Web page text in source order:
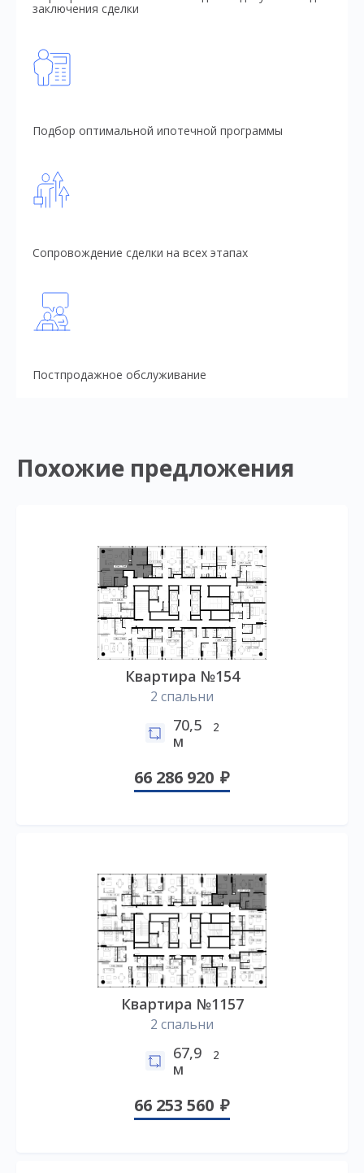
заключения сделки
Подбор оптимальной ипотечной программы
Сопровождение сделки на всех этапах
Постпродажное обслуживание
Похожие предложения
Квартира №154
2 спальни
70,5
м
2
66 286 920
Квартира №1157
2 спальни
67,9
м
2
66 253 560